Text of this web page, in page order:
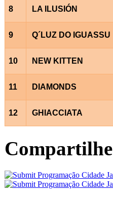
8 LA ILUSIÓN
9 Q´LUZ DO IGUASSU
10 NEW KITTEN
11 DIAMONDS
12 GHIACCIATA
Compartilhe